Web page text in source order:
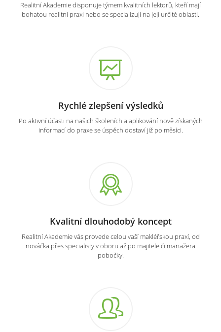
Realitní Akademie disponuje týmem kvalitních lektorů, kteří mají
bohatou realitní praxi nebo se specializují na její určité oblasti.
Rychlé zlepšení výsledků
Po aktivní účasti na našich školeních a aplikování nově získaných
informací do praxe se úspěch dostaví již po měsíci.
Kvalitní dlouhodobý koncept
Realitní Akademie vás provede celou vaší makléřskou praxí, od
nováčka přes specialisty v oboru až po majitele či manažera
pobočky.